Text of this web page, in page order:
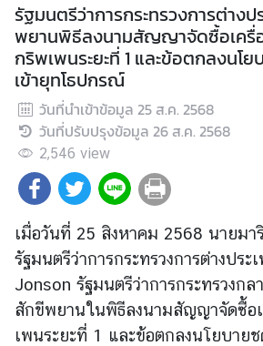
ะ
ท
ร
ว
ง
ก
า
ร
ต่
า
ง
ป
ร
ะ
เ
รัฐมนตรีว่าการกระทรวงการต่างป
พยานพิธีลงนามสัญญาจัดซื้อเครื่
กริพเพนระยะที่ 1 และข้อตกลงนโย
เข้ายุทโธปกรณ์
วันที่นำเข้าข้อมูล 25 ส.ค. 2568
วันที่ปรับปรุงข้อมูล 26 ส.ค. 2568
2,546 view
เมื่อวันที่ 25 สิงหาคม 2568 นายมา
รัฐมนตรีว่าการกระทรวงการต่างปร
Jonson รัฐมนตรีว่าการกระทรวงก
สักขีพยานในพิธีลงนามสัญญาจัดซื้อ
เพนระยะที่ 1 และข้อตกลงนโยบายช